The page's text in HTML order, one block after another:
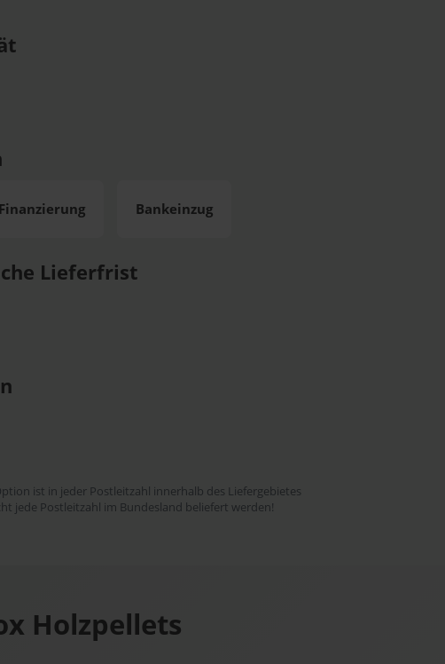
Finanzierung Bankeinzug
Lieferfrist
ist in jeder Postleitzahl innerhalb des Liefergebietes
jede Postleitzahl im Bundesland beliefert werden!
Holzpellets